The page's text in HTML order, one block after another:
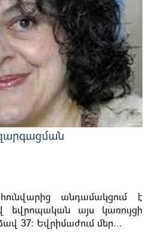
անդամակցում է
եվրոպական այս կառույցի
37: Եվրիմաժում մեր...